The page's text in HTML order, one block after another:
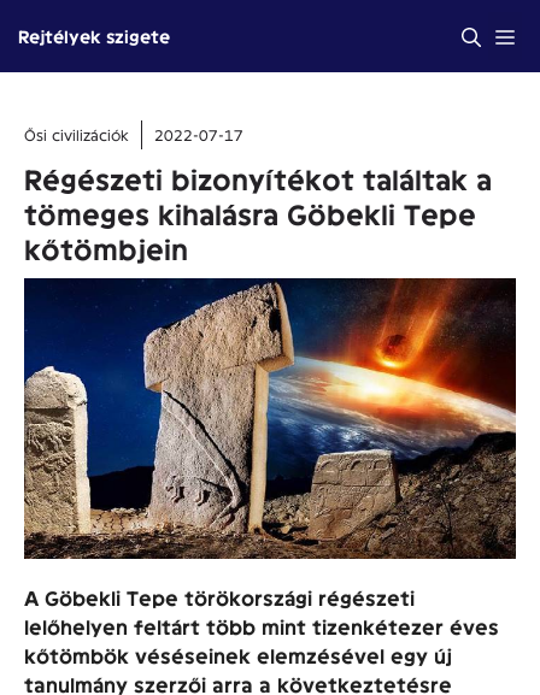
tartalomba
Rejtélyek szigete
Ősi civilizációk 2022-07-17
Régészeti bizonyítékot találtak a
tömeges kihalásra Göbekli Tepe
kőtömbjein
A Göbekli Tepe törökországi régészeti
lelőhelyen feltárt több mint tizenkétezer éves
kőtömbök véséseinek elemzésével egy új
tanulmány szerzői arra a következtetésre